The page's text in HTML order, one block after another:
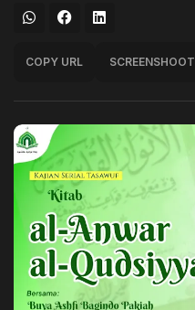
COPY URL SCREENSHOOT